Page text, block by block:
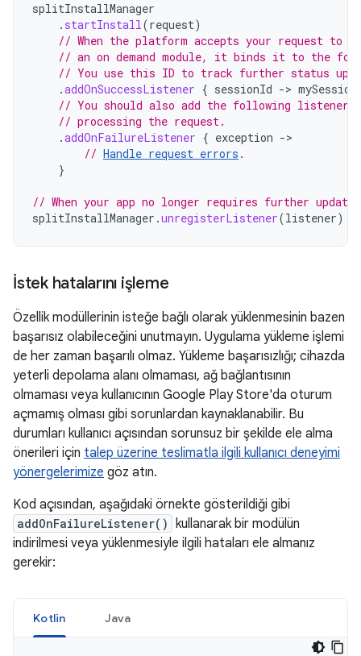
splitInstallManager
. startInstall(request)
// When the platform accepts your request to
// an on demand module, it binds it to the
// You use this ID to track further status
.addOnSuccessListener { sessionId ->
// You should also add the following listener
// processing the request.
.addOnFailureListener { exception -
// Handle request errors .
}
// When your app no longer requires further
splitInstallManager .unregisterListener(listener)
İstek hatalarını işleme
Özellik modüllerinin isteğe bağlı olarak yüklenmesinin bazen
başarısız olabileceğini unutmayın. Uygulama yükleme işlemi
de her zaman başarılı olmaz. Yükleme başarısızlığı; cihazda
yeterli depolama alanı olmaması, ağ bağlantısının
olmaması veya kullanıcının Google Play Store'da oturum
açmamış olması gibi sorunlardan kaynaklanabilir. Bu
durumları kullanıcı açısından sorunsuz bir şekilde ele alma
önerileri için talep üzerine teslimatla ilgili kullanıcı deneyimi
yönergelerimize göz atın.
Kod açısından, aşağıdaki örnekte gösterildiği gibi
addOnFailureListener() kullanarak bir modülün
indirilmesi veya yüklenmesiyle ilgili hataları ele almanız
gerekir:
Kotlin Java